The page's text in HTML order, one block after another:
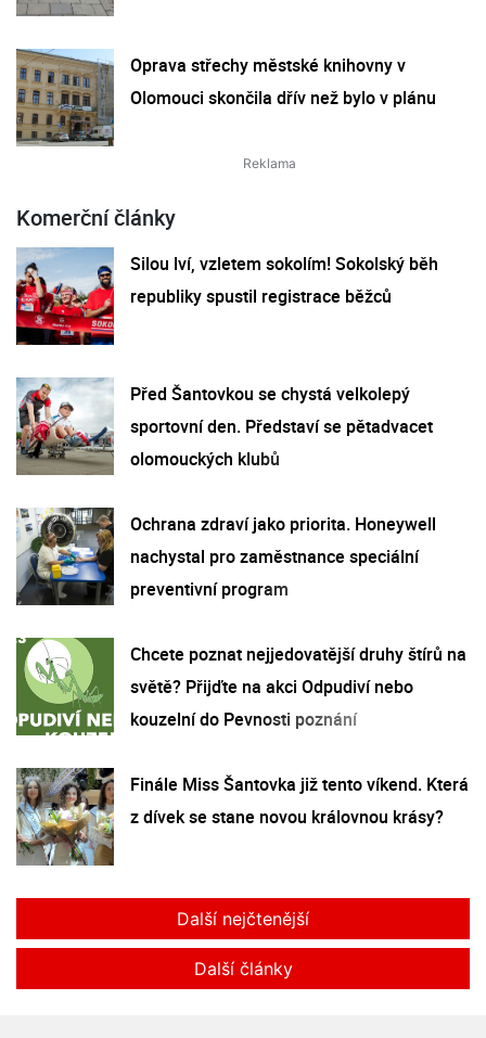
Oprava střechy městské knihovny v
Olomouci skončila dřív než bylo v plánu
Komerční články
Silou lví, vzletem sokolím! Sokolský běh
republiky spustil registrace běžců
Před Šantovkou se chystá velkolepý
sportovní den. Představí se pětadvacet
olomouckých klubů
Ochrana zdraví jako priorita. Honeywell
nachystal pro zaměstnance speciální
preventivní program
Chcete poznat nejjedovatější druhy štírů na
světě? Přijďte na akci Odpudiví nebo
kouzelní do Pevnosti poznání
Finále Miss Šantovka již tento víkend. Která
z dívek se stane novou královnou krásy?
Další nejčtenější
Další články